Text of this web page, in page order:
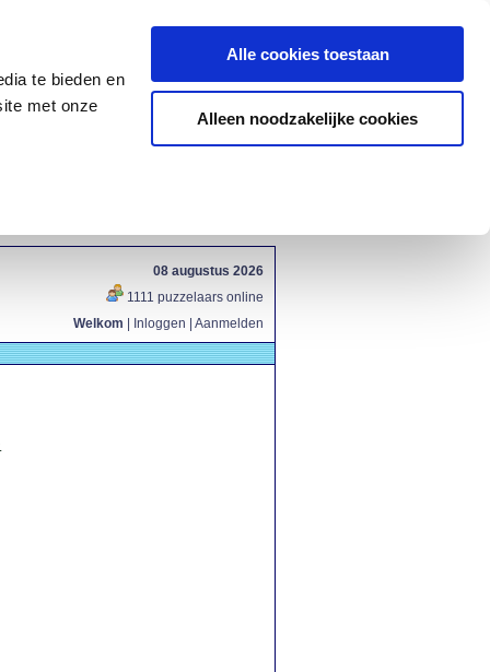
te bieden en
met onze
Alle cookies toestaan
Alleen noodzakelijke cookies
08 augustus 2026
1111 puzzelaars online
Welkom
Inloggen Aanmelden